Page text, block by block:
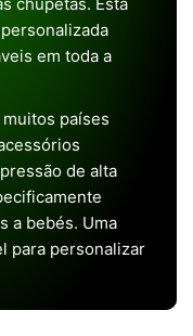
em toda a
países
de alta
a bebés. Uma
para personalizar